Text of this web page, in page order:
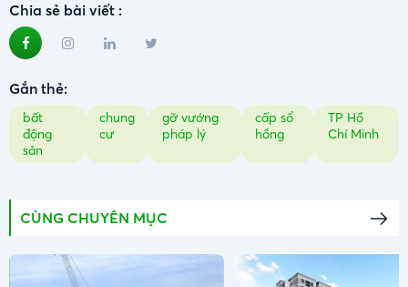
Chia sẻ bài viết :
Gắn thẻ:
bất
động
sản
chung
cư
gỡ vướng
pháp lý
cấp sổ
hồng
TP Hồ
Chí Minh
CÙNG CHUYÊN MỤC